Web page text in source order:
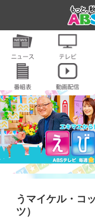
うマイケル・コ
ツ）